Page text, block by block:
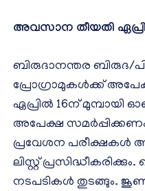
അവസാന തീയതി
ബിരുദാനന്തര ബിരുദ/
പ്രോഗ്രാമുകൾക്ക്
ഏപ്രിൽ 16ന്
അപേക്ഷ
പ്രവേശന പരീക്ഷകൾ
ലിസ്റ്റ്
നടപടികൾ തുടങ്ങും.